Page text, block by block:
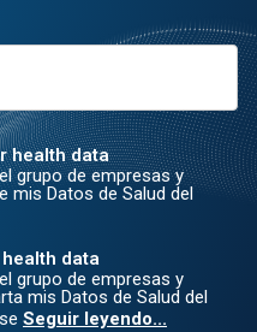
health data
grupo de empresas y
mis Datos de Salud del
data
grupo de empresas y
mis Datos de Salud del
Seguir leyendo...